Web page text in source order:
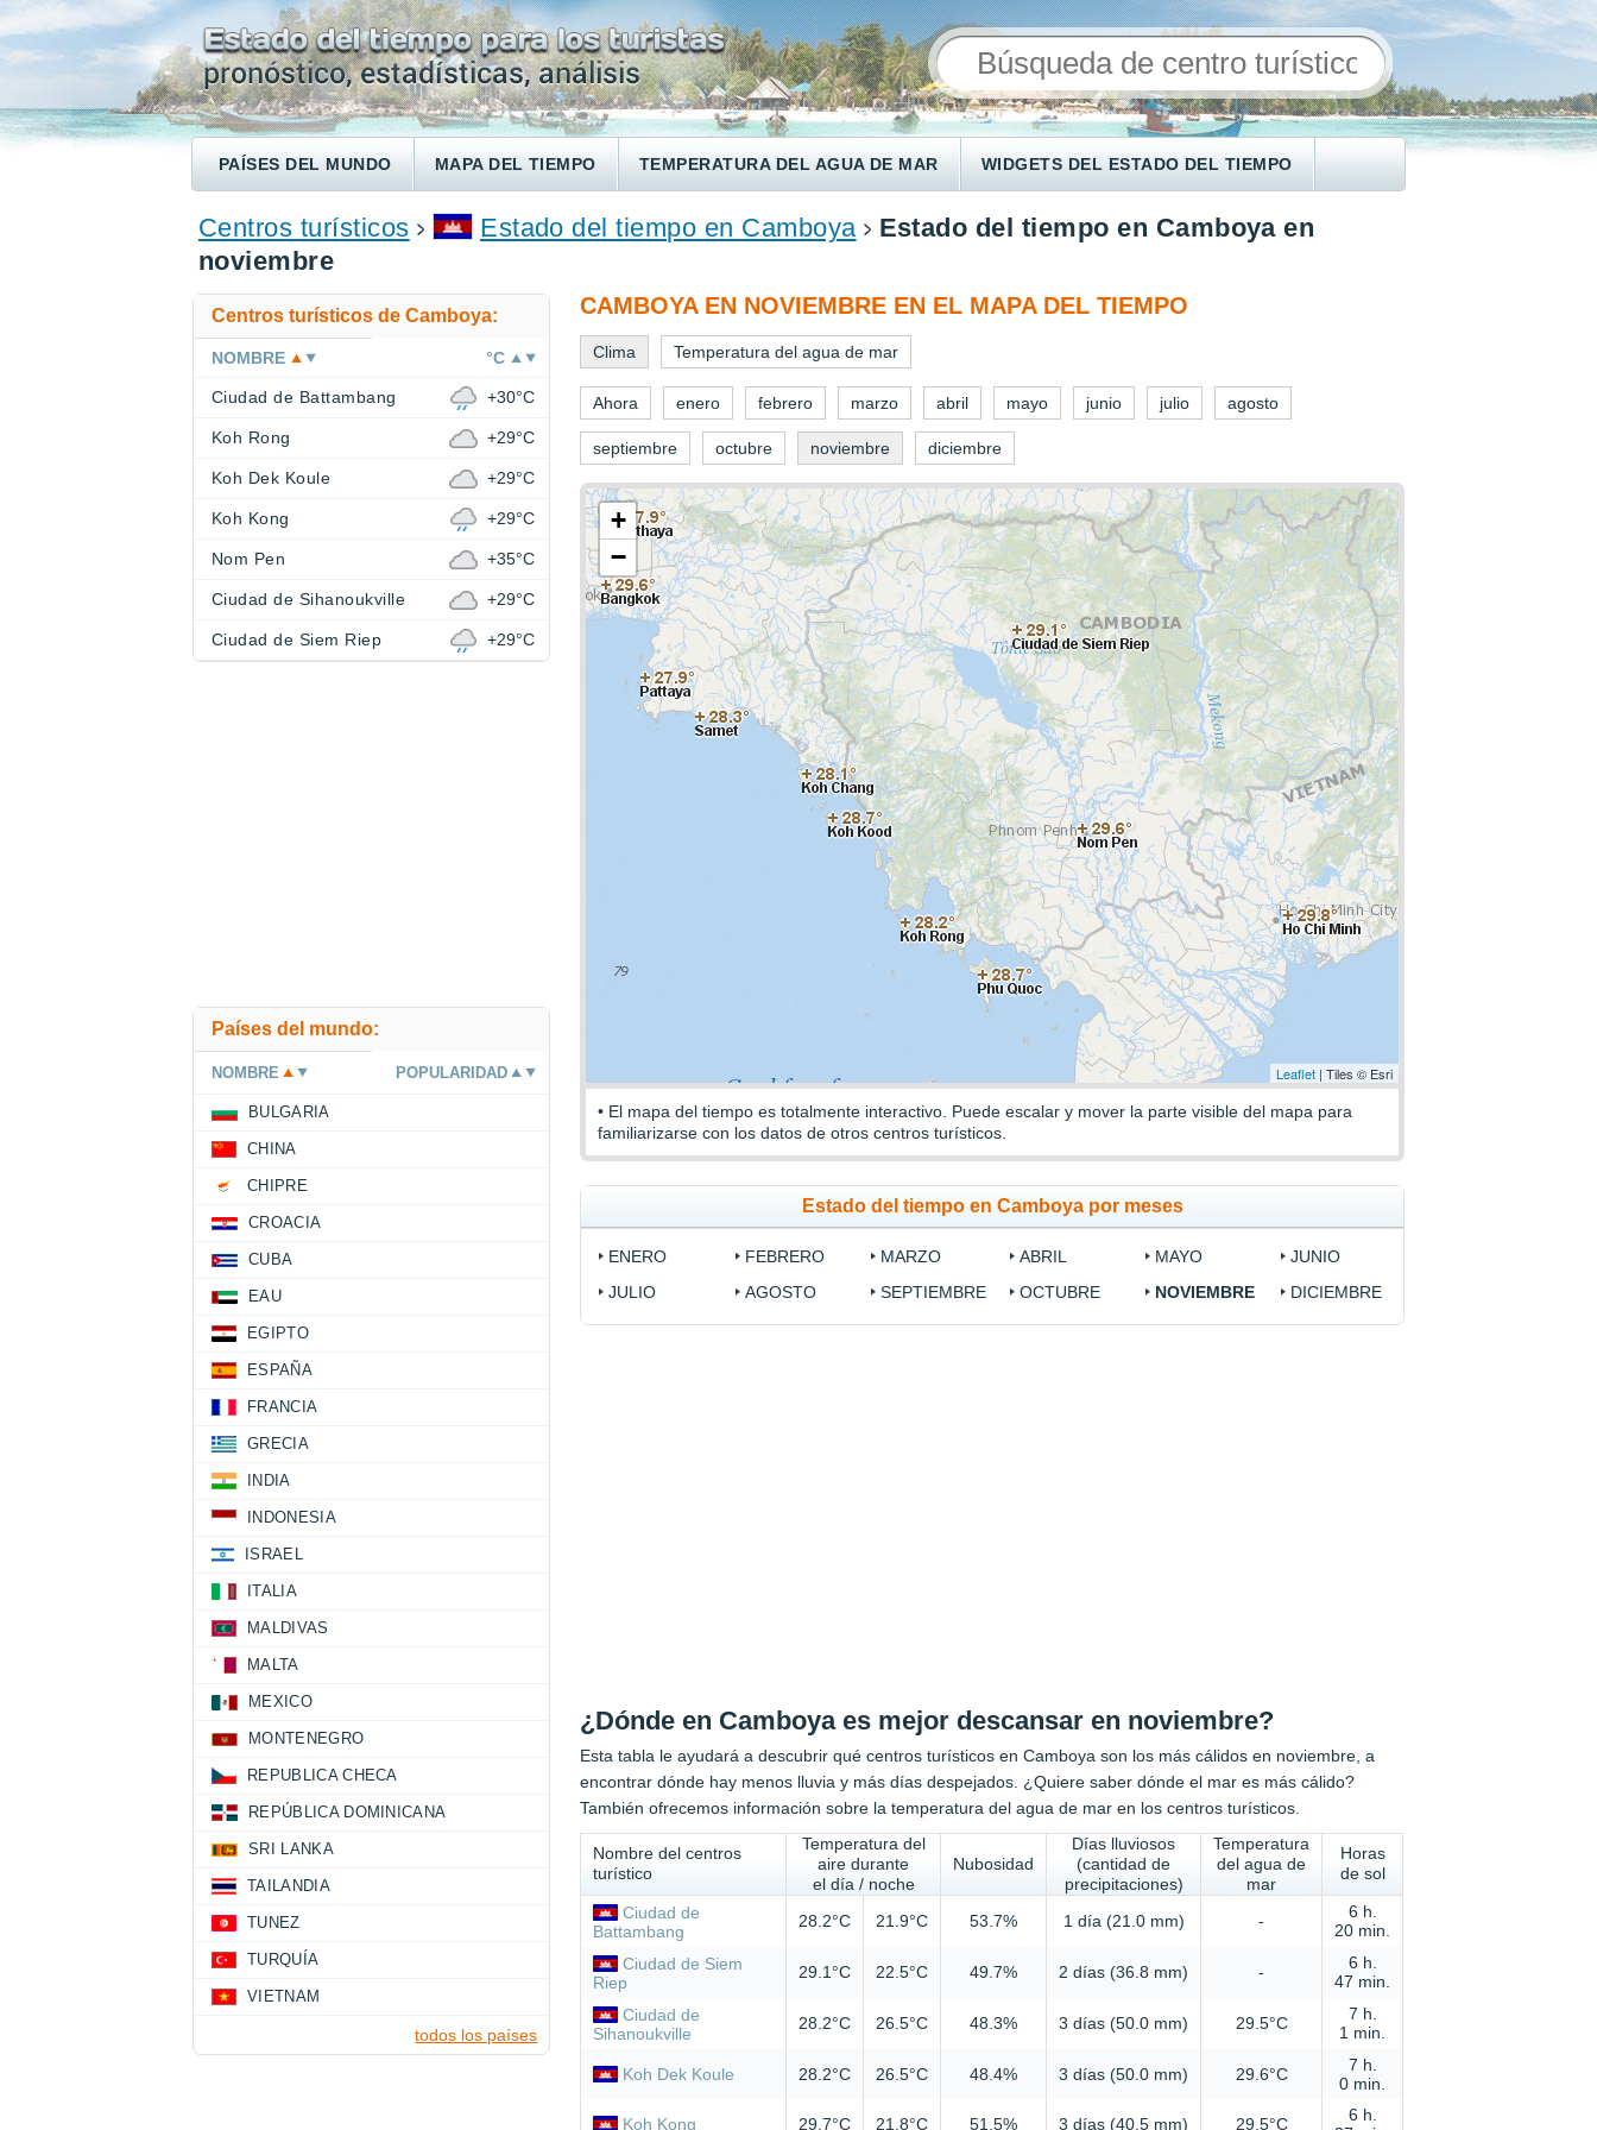
PAÍSES DEL MUNDO MAPA DEL TIEMPO TEMPERATURA DEL AGUA DE MAR WIDGETS DEL ESTADO DEL TIEMPO
ENCONTRAR UN HOTEL
Centros turísticos Estado del tiempo en Camboya
Estado del tiempo en Camboya en
noviembre
CAMBOYA EN NOVIEMBRE EN EL MAPA DEL TIEMPO
Clima Temperatura del agua de mar
Ahora enero febrero marzo abril mayo junio julio agosto
septiembre octubre noviembre diciembre
+
−
Leaflet | Tiles © Esri
• El mapa del tiempo es totalmente interactivo. Puede escalar y mover la parte visible del mapa para
familiarizarse con los datos de otros centros turísticos.
Estado del tiempo en Camboya por meses
ENERO FEBRERO MARZO ABRIL MAYO
JUNIO
JULIO
AGOSTO SEPTIEMBRE OCTUBRE NOVIEMBRE DICIEMBRE
¿Dónde en Camboya es mejor descansar en noviembre?
Esta tabla le ayudará a descubrir qué centros turísticos en Camboya son los más cálidos en noviembre, a
encontrar dónde hay menos lluvia y más días despejados. ¿Quiere saber dónde el mar es más cálido?
También ofrecemos información sobre la temperatura del agua de mar en los centros turísticos.
Nombre del centros
turístico
Temperatura del
aire durante
el día / noche
Nubosidad
Días lluviosos
(cantidad de
precipitaciones)
Temperatura
del agua de
mar
Horas
de sol
Ciudad de
Battambang
28.2°C 21.9°C 53.7% 1 día (21.0 mm) -
6 h.
20 min.
Ciudad de Siem
Riep
29.1°C 22.5°C 49.7% 2 días (36.8 mm) -
6 h.
47 min.
Ciudad de
Sihanoukville
28.2°C 26.5°C 48.3% 3 días (50.0 mm) 29.5°C
7 h.
1 min.
Koh Dek Koule 28.2°C 26.5°C 48.4% 3 días (50.0 mm) 29.6°C
7 h.
0 min.
Koh Kong 29.7°C 21.8°C 51.5% 3 días (40.5 mm) 29.5°C
6 h.
Centros turísticos de Camboya:
NOMBRE °C
Ciudad de Battambang +30°C
Koh Rong +29°C
Koh Dek Koule +29°C
Koh Kong +29°C
Nom Pen +35°C
Ciudad de Sihanoukville +29°C
Ciudad de Siem Riep +29°C
Países del mundo:
NOMBRE POPULARIDAD
BULGARIA
CHINA
CHIPRE
CROACIA
CUBA
EAU
EGIPTO
ESPAÑA
FRANCIA
GRECIA
INDIA
INDONESIA
ISRAEL
ITALIA
MALDIVAS
MALTA
MEXICO
MONTENEGRO
REPUBLICA CHECA
REPÚBLICA DOMINICANA
SRI LANKA
TAILANDIA
TUNEZ
TURQUÍA
VIETNAM
todos los países